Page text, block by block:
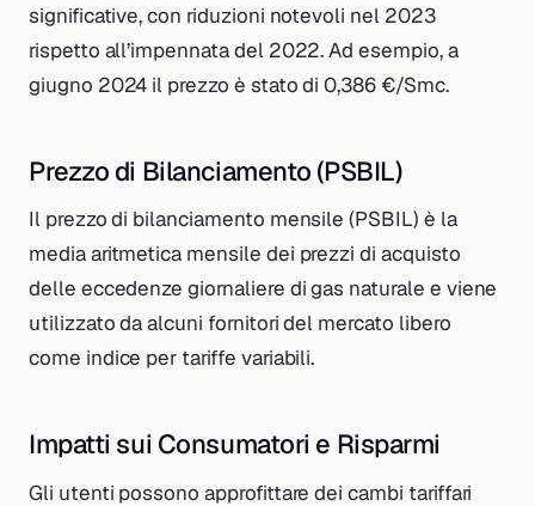
significative, con riduzioni notevoli nel 2023
rispetto all’impennata del 2022. Ad esempio, a
giugno 2024 il prezzo è stato di 0,386 €/Smc.
Prezzo di Bilanciamento (PSBIL)
Il prezzo di bilanciamento mensile (PSBIL) è la
media aritmetica mensile dei prezzi di acquisto
delle eccedenze giornaliere di gas naturale e viene
utilizzato da alcuni fornitori del mercato libero
come indice per tariffe variabili.
Impatti sui Consumatori e Risparmi
Gli utenti possono approfittare dei cambi tariffari